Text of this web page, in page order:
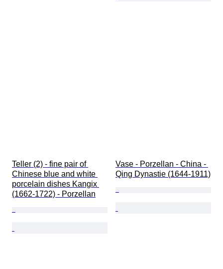
Teller (2) - fine pair of
Chinese blue and white
porcelain dishes Kangix
(1662-1722) - Porzellan
Vase - Porzellan - China -
Qing Dynastie (1644-1911)